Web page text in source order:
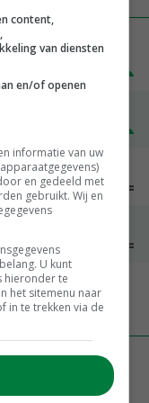
€ 134,00 € 0,00
€ 6,05
neerzetten die als
sector’
content,
van diensten
en/of openen
informatie van uw
en gedeeld met
gebruikt. Wij en
U kunt
hieronder te
het sitemenu naar
in te trekken via de